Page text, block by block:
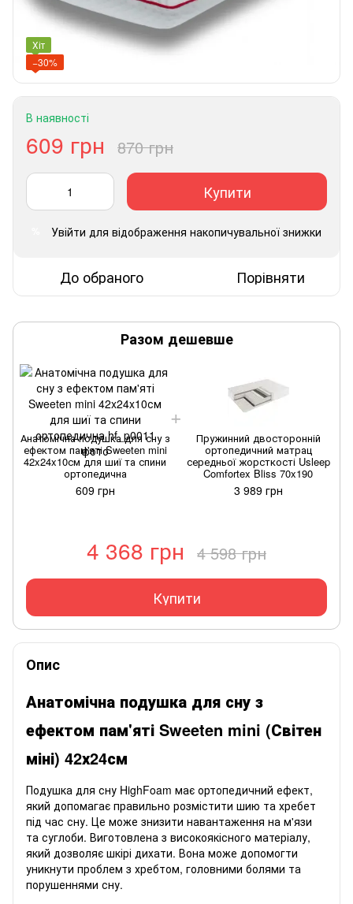
Хіт
−30%
В наявності
609 грн 870 грн
Купити
Увійти для відображення накопичувальної знижки
До обраного Порівняти
Разом дешевше
Анатомічна подушка для сну з
ефектом пам'яті Sweeten mini
42x24x10см для шиї та спини
ортопедична
609 грн
Пружинний двосторонній
ортопедичний матрац
середньої жорсткості Usleep
Comfortex Bliss 70x190
3 989 грн
4 368 грн 4 598 грн
Купити
Опис
Анатомічна подушка для сну з
ефектом пам'яті Sweeten mini (Світен
міні) 42х24см
Подушка для сну HighFoam має ортопедичний ефект,
який допомагає правильно розмістити шию та хребет
під час сну. Це може знизити навантаження на м'язи
та суглоби. Виготовлена ​​з високоякісного матеріалу,
який дозволяє шкірі дихати. Вона може допомогти
уникнути проблем з хребтом, головними болями та
порушеннями сну.